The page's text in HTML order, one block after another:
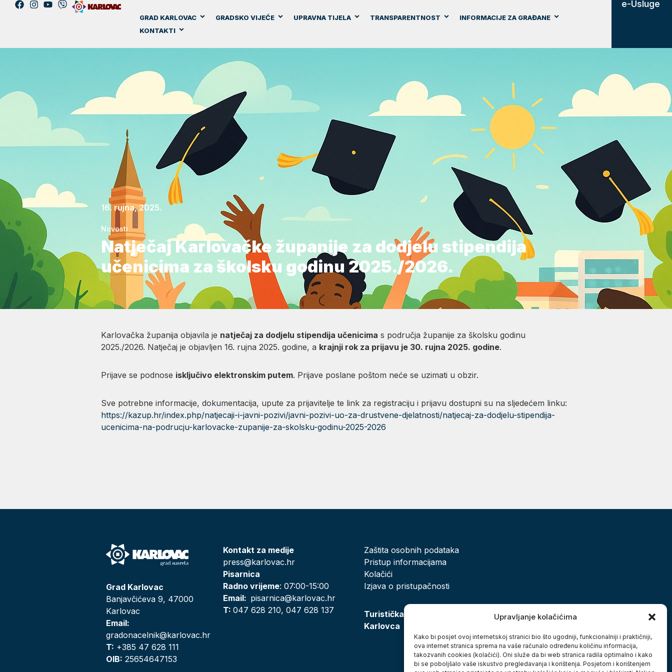
Upravljanje kolačićima
Kako bi posjet ovoj internetskoj stranici bio što ugodniji, funkcionalniji i praktičniji,
ova internet stranica sprema na vaše računalo određenu količinu informacija,
takozvanih cookies (kolačići). Oni služe da bi web stranica radila optimalno i kako
bi se poboljšalo vaše iskustvo pregledavanja i korištenja. Posjetom i korištenjem
GRAD KARLOVAC GRADSKO VIJEĆE UPRAVNA TIJELA TRANSPARENTNOST
INFORMACIJE ZA GRAĐANE
KONTAKTI
e-Usluge
16. rujna, 2025.
Novosti
Natječaj Karlovačke županije za dodjelu stipendija
učenicima za školsku godinu 2025./2026.
Karlovačka županija objavila je natječaj za dodjelu stipendija učenicima s područja županije za školsku godinu
2025./2026. Natječaj je objavljen 16. rujna 2025. godine, a krajnji rok za prijavu je 30. rujna 2025. godine.
Prijave se podnose isključivo elektronskim putem. Prijave poslane poštom neće se uzimati u obzir.
Sve potrebne informacije, dokumentacija, upute za prijavitelje te link za registraciju i prijavu dostupni su na sljedećem linku:
https://kazup.hr/index.php/natjecaji-i-javni-pozivi/javni-pozivi-uo-za-drustvene-djelatnosti/natjecaj-za-dodjelu-stipendija-
ucenicima-na-podrucju-karlovacke-zupanije-za-skolsku-godinu-2025-2026
Grad Karlovac
Banjavčićeva 9, 47000
Karlovac
Email:
gradonacelnik@karlovac.hr
T: +385 47 628 111
OIB: 25654647153
Kontakt za medije
press@karlovac.hr
Pisarnica
Radno vrijeme: 07:00-15:00
Email: pisarnica@karlovac.hr
T:047 628 210, 047 628 137
Zaštita osobnih podataka
Pristup informacijama
Kolačići
Izjava o pristupačnosti
Turistička zajednica grada
Karlovca